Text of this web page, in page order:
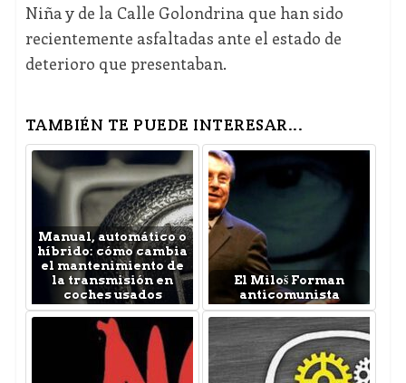
Niña y de la Calle Golondrina que han sido
recientemente asfaltadas ante el estado de
deterioro que presentaban.
TAMBIÉN TE PUEDE INTERESAR...
Manual, automático o
híbrido: cómo cambia
el mantenimiento de
la transmisión en
coches usados
El Miloš Forman
anticomunista